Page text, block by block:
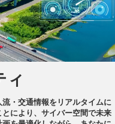
ィ
・交通情報をリアルタイムに
により、サイバー空間で未来